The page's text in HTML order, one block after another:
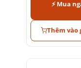
⚡ Mua
Thêm vào